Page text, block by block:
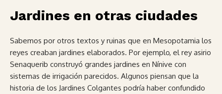
Jardines en otras ciudades
Sabemos por otros textos y ruinas que en Mesopotamia los
reyes creaban jardines elaborados. Por ejemplo, el rey asirio
Senaquerib construyó grandes jardines en Nínive con
sistemas de irrigación parecidos. Algunos piensan que la
historia de los Jardines Colgantes podría haber confundido